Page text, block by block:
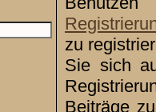
zu
Sie sich
Beiträge